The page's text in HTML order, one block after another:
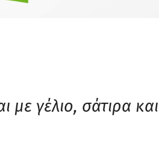
με γέλιο, σάτιρα και